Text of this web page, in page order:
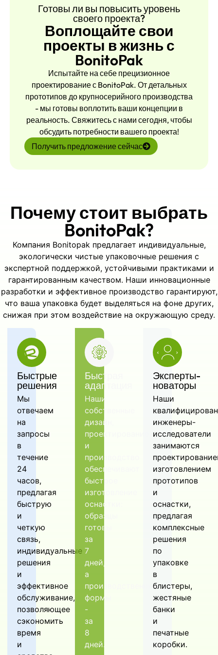
A: Standard sets ship masks
only. We can pre‑punch holes or
include elastic/ties on request—
just specify in your order.
Q4: Are the masks
biodegradable or recyclable?
A: They’re fiber‑based and
biodegradable. Clean masks
may be recyclable; heavy
paint/glitter can affect
acceptance—check local rules.
(MOQ) и можно ли получить
образцы?
A: MOQ is 5,000 pcs. Samples
are available; lead time depends
on customization and quantity.
Request a fast quote for
timelines and pricing.
Готовы ли вы повысить уровень
своего проекта?
Воплощайте свои
проекты в жизнь с
BonitoPak
Испытайте на себе прецизионное
проектирование с BonitoPak. От детальных
прототипов до крупносерийного производства
- мы готовы воплотить ваши концепции в
реальность. Свяжитесь с нами сегодня, чтобы
обсудить потребности вашего проекта!
Получить предложение сейчас
Почему стоит выбрать
BonitoPak?
Компания Bonitopak предлагает индивидуальные,
экологически чистые упаковочные решения с
экспертной поддержкой, устойчивыми практиками и
гарантированным качеством. Наши инновационные
разработки и эффективное производство гарантируют,
что ваша упаковка будет выделяться на фоне других,
снижая при этом воздействие на окружающую среду.
Быстрые
решения
Мы
отвечаем
на
запросы
в
течение
24
часов,
предлагая
быструю
и
четкую
связь,
индивидуальные
решения
и
эффективное
обслуживание,
позволяющее
сэкономить
время
и
Быстрая
адаптация
Наши
собственные
дизайн,
проектирование
и
производство
обеспечивают
быстрое
изготовление
оснастки:
образцы
готовы
за
7
дней,
а
производственные
формы
-
за
8
дней.
Эксперты-
новаторы
Наши
инженеры-
исследователи
занимаются
изготовлением
прототипов
и
оснастки,
предлагая
комплексные
решения
по
упаковке
в
блистеры,
жестяные
банки
и
печатные
коробки.